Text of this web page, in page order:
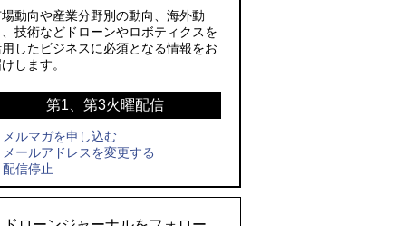
ROBOZ、北名古屋市制20周年記念で「空
飛ぶLEDスクリーン」とドローンショー
による新演出を実施
パイダーマン』や「M!LK」とのコラボド
ローンショー8/1開催
飛んだドローン、飛ばなかったドローン
ドローンとナイトバブルが競演、「花園
防衛装備庁「迎撃ドローン早期取得プロ
グラム」にテラドローンが採択、国産機
で量産調達を目指す
の花火」打ち上げ、キリンビールがライ
ブ中継と連動した支援企画
国産AUVを社会実装へ、スタートアップ
「BlueArch株式会社」設立
動向や産業分野別の動向、海外動
、技術などドローンやロボティクスを
したビジネスに必須となる情報をお
します。
第1、第3火曜配信
メルマガを申し込む
メールアドレスを変更する
配信停止